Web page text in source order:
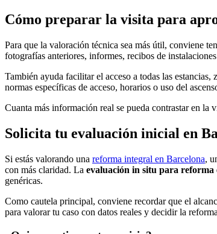
Cómo preparar la visita para
Para que la valoración técnica sea más útil, conviene
fotografías anteriores, informes, recibos de
También ayuda facilitar el acceso a todas las
normas específicas de acceso, horarios o uso del
Cuanta más información real se pueda contrastar en
Solicita tu evaluación inicial en
Si estás valorando una reforma integral en Barcelona,
con más claridad. La evaluación in situ para reforma
genéricas.
Como cautela principal, conviene recordar que el
para valorar tu caso con datos reales y decidir la